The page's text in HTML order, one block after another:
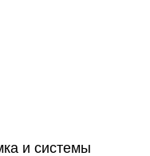
и системы